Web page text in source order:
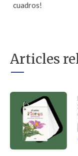
cuadros!
Articles